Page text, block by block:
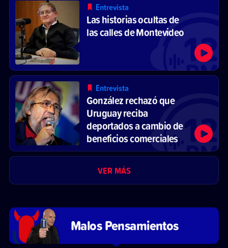
Entrevista
Las historias ocultas de
las calles de Montevideo
Entrevista
González rechazó que
Uruguay reciba
deportados a cambio de
beneficios comerciales
VER MÁS
Malos Pensamientos